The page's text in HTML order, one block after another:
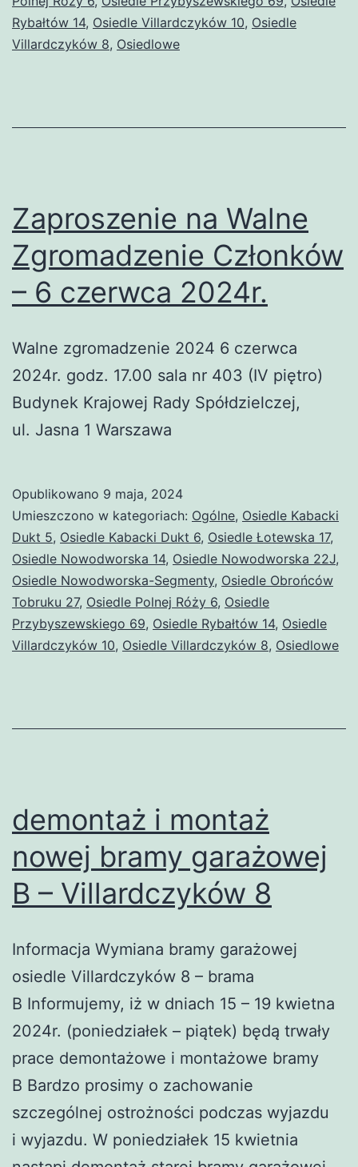
30.09.2025r.
w Warszawie
Rybałtów 14, Osiedle Villardczyków 10, Osiedle
Villardczyków 8, Osiedlowe
Zaproszenie na Walne
Zgromadzenie Członków
– 6 czerwca 2024r.
Walne zgromadzenie 2024 6 czerwca
2024r. godz. 17.00 sala nr 403 (IV piętro)
Budynek Krajowej Rady Spółdzielczej,
ul. Jasna 1 Warszawa
Opublikowano 9 maja, 2024
Umieszczono w kategoriach: Ogólne, Osiedle Kabacki
Dukt 5, Osiedle Kabacki Dukt 6, Osiedle Łotewska 17,
Osiedle Nowodworska 14, Osiedle Nowodworska 22J,
Osiedle Nowodworska-Segmenty, Osiedle Obrońców
Tobruku 27, Osiedle Polnej Róży 6, Osiedle
Przybyszewskiego 69, Osiedle Rybałtów 14, Osiedle
Villardczyków 10, Osiedle Villardczyków 8, Osiedlowe
demontaż i montaż
nowej bramy garażowej
B – Villardczyków 8
Informacja Wymiana bramy garażowej
osiedle Villardczyków 8 – brama
B Informujemy, iż w dniach 15 – 19 kwietna
2024r. (poniedziałek – piątek) będą trwały
prace demontażowe i montażowe bramy
B Bardzo prosimy o zachowanie
szczególnej ostrożności podczas wyjazdu
i wyjazdu. W poniedziałek 15 kwietnia